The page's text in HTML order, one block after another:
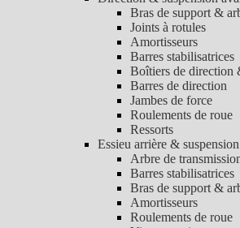
Bras de support &
Joints à rotules
Amortisseurs
Barres stabilisatrices
Boîtiers de direction
Barres de direction
Jambes de force
Roulements de roue
Ressorts
Essieu arrière & suspension
Arbre de
Barres stabilisatrices
Bras de support &
Amortisseurs
Roulements de roue